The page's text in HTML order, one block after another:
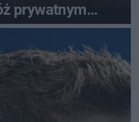
prywatnym
to dopiero